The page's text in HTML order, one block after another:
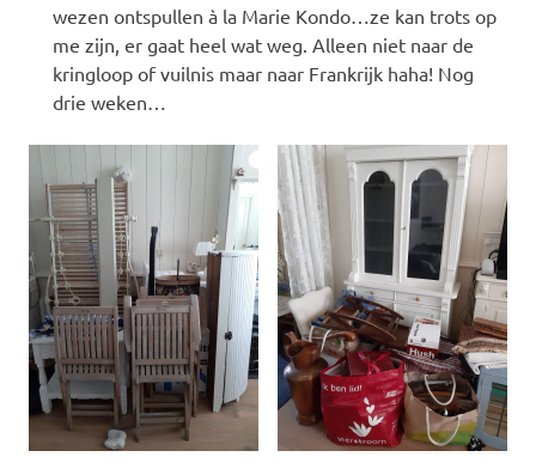
wezen ontspullen à la Marie Kondo…ze kan trots op
me zijn, er gaat heel wat weg. Alleen niet naar de
kringloop of vuilnis maar naar Frankrijk haha! Nog
drie weken…